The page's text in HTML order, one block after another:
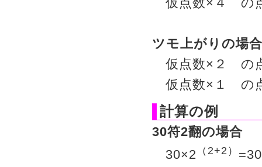
ツモ上がりの場合
仮点数×２ の
仮点数×１ の
計算の例
30符2翻の場合
30×2 （2+2）